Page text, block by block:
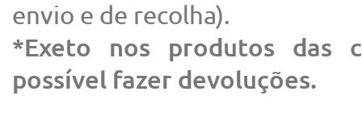
envio e de recolha).
*Exeto nos produtos das
possível fazer devoluções.